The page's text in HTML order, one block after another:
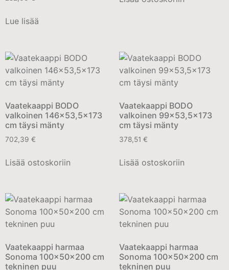
Lue lisää
Vaatekaappi BODO
valkoinen 146×53,5×173
cm täysi mänty
702,39 €
Lisää ostoskoriin
Vaatekaappi BODO
valkoinen 99×53,5×173
cm täysi mänty
378,51 €
Lisää ostoskoriin
Vaatekaappi harmaa
Sonoma 100x50x200 cm
tekninen puu
Vaatekaappi harmaa
Sonoma 100x50x200 cm
tekninen puu